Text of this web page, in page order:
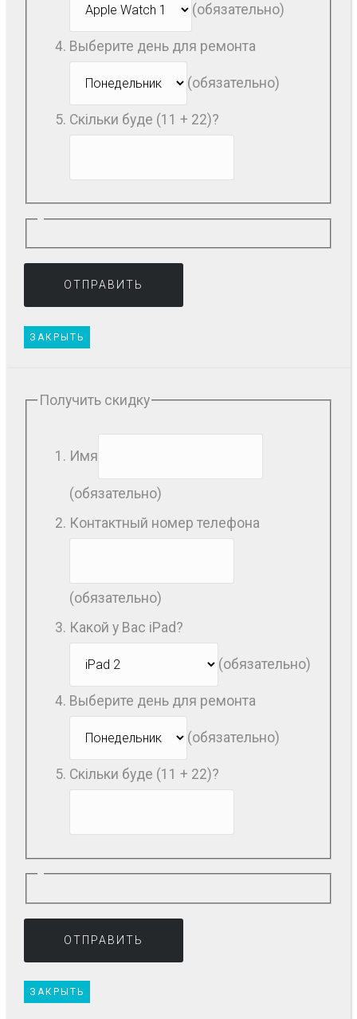
(обязательно)
Выберите день для ремонта
(обязательно)
Скільки буде (11 + 22)?
ЗАКРЫТЬ
Получить скидку
Имя
(обязательно)
Контактный номер телефона
(обязательно)
Какой у Вас iPad?
(обязательно)
Выберите день для ремонта
(обязательно)
Скільки буде (11 + 22)?
ЗАКРЫТЬ